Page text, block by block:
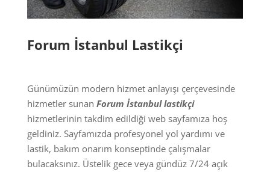
Forum İstanbul Lastikçi
Günümüzün modern hizmet anlayışı çerçevesinde
hizmetler sunan Forum İstanbul lastikçi
hizmetlerinin takdim edildiği web sayfamıza hoş
geldiniz. Sayfamızda profesyonel yol yardımı ve
lastik, bakım onarım konseptinde çalışmalar
bulacaksınız. Üstelik gece veya gündüz 7/24 açık